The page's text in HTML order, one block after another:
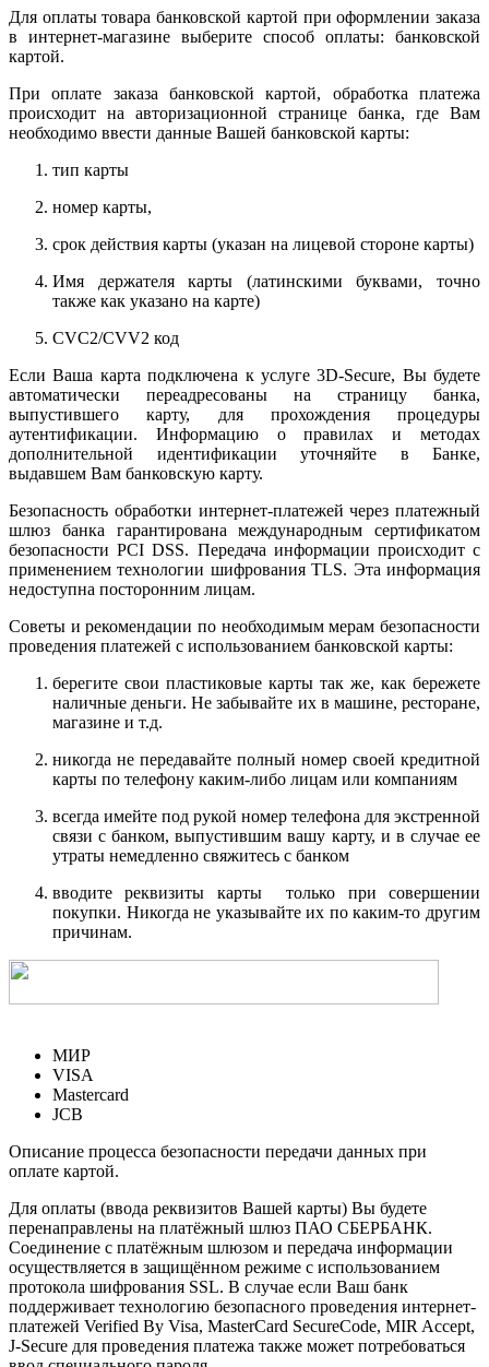
Для оплаты товара банковской картой при оформлении заказа
в интернет-магазине выберите способ оплаты: банковской
картой.
При оплате заказа банковской картой, обработка платежа
происходит на авторизационной странице банка, где Вам
необходимо ввести данные Вашей банковской карты:
тип карты
номер карты,
срок действия карты (указан на лицевой стороне карты)
Имя держателя карты (латинскими буквами, точно
также как указано на карте)
CVC2/CVV2 код
Если Ваша карта подключена к услуге 3D-Secure, Вы будете
автоматически переадресованы на страницу банка,
выпустившего карту, для прохождения процедуры
аутентификации. Информацию о правилах и методах
дополнительной идентификации уточняйте в Банке,
выдавшем Вам банковскую карту.
Безопасность обработки интернет-платежей через платежный
шлюз банка гарантирована международным сертификатом
безопасности PCI DSS. Передача информации происходит с
применением технологии шифрования TLS. Эта информация
недоступна посторонним лицам.
Советы и рекомендации по необходимым мерам безопасности
проведения платежей с использованием банковской карты:
берегите свои пластиковые карты так же, как бережете
наличные деньги. Не забывайте их в машине, ресторане,
магазине и т.д.
никогда не передавайте полный номер своей кредитной
карты по телефону каким-либо лицам или компаниям
всегда имейте под рукой номер телефона для экстренной
связи с банком, выпустившим вашу карту, и в случае ее
утраты немедленно свяжитесь с банком
вводите реквизиты карты только при совершении
покупки. Никогда не указывайте их по каким-то другим
причинам.
МИР
VISA
Mastercard
JCB
Описание процесса безопасности передачи данных при
оплате картой.
Для оплаты (ввода реквизитов Вашей карты) Вы будете
перенаправлены на платёжный шлюз ПАО СБЕРБАНК.
Соединение с платёжным шлюзом и передача информации
осуществляется в защищённом режиме с использованием
протокола шифрования SSL. В случае если Ваш банк
поддерживает технологию безопасного проведения интернет-
платежей Verified By Visa, MasterCard SecureCode, MIR Accept,
J-Secure для проведения платежа также может потребоваться